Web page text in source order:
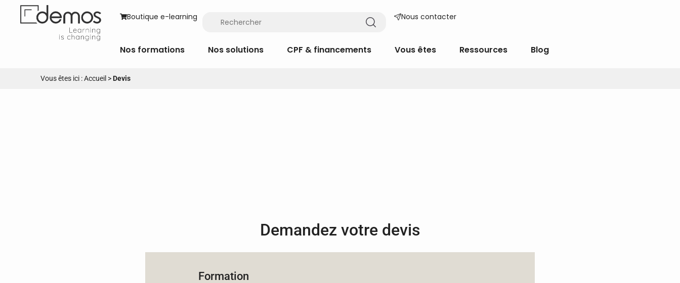
Boutique e-learning Nous contacter
Nos formations Nos solutions CPF & financements Vous êtes Ressources Blog
Vous êtes ici :Accueil >Devis
Demandez votre devis
Formation